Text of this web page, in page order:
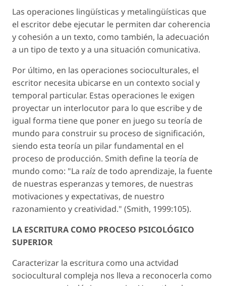
Las operaciones lingüísticas y metalingüísticas que
el escritor debe ejecutar le permiten dar coherencia
y cohesión a un texto, como también, la adecuación
a un tipo de texto y a una situación comunicativa.
Por último, en las operaciones socioculturales, el
escritor necesita ubicarse en un contexto social y
temporal particular. Estas operaciones le exigen
proyectar un interlocutor para lo que escribe y de
igual forma tiene que poner en juego su teoría de
mundo para construir su proceso de significación,
siendo esta teoría un pilar fundamental en el
proceso de producción. Smith define la teoría de
mundo como: "La raíz de todo aprendizaje, la fuente
de nuestras esperanzas y temores, de nuestras
motivaciones y expectativas, de nuestro
razonamiento y creatividad." (Smith, 1999:105).
LA ESCRITURA COMO PROCESO PSICOLÓGICO
SUPERIOR
Caracterizar la escritura como una actvidad
sociocultural compleja nos lleva a reconocerla como